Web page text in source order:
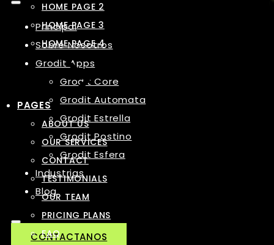
Principal
Sobre Nosotros
Grodit Apps
Grodit Core
Grodit Automata
Grodit Estrella
Grodit Postino
Grodit Esfera
Industrias
Blog
CONTACTANOS
HOME PAGE 2
HOME PAGE 3
HOME PAGE 4
PAGES
ABOUT US
OUR SERVICES
CONTACT
TESTIMONIALS
OUR TEAM
PRICING PLANS
FAQ